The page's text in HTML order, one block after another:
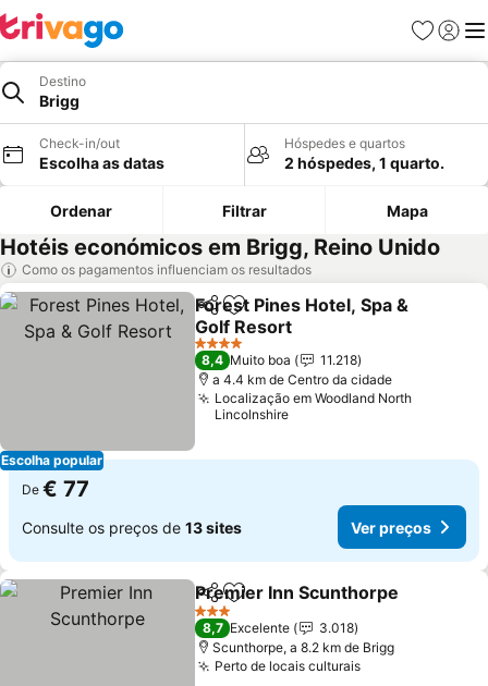
Favoritos
Iniciar
Destino
Brigg
Check-in/out
Escolha as datas
Hóspedes e quartos
2 hóspedes, 1 quarto.
Ordenar Filtrar Mapa
Hotéis económicos em Brigg, Reino Unido
Como os pagamentos influenciam os resultados
Escolha popular
PartilharAdicionar aos favoritos
Forest Pines Hotel, Spa &
Golf Resort
Ver preços
4 Estrelas
8,4 Muito boa
11.218
a 4.4 km de Centro da cidade
Localização em Woodland North
Lincolnshire
De € 77
Consulte os preços de 13 sites Ver preços
PartilharAdicionar aos favoritos
Premier Inn Scunthorpe
3 Estrelas
8,7 Excelente
3.018
Scunthorpe, a 8.2 km de Brigg
Perto de locais culturaisVer preços